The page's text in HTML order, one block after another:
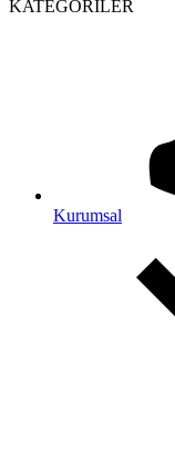
KATEGORİLER
Kurumsal